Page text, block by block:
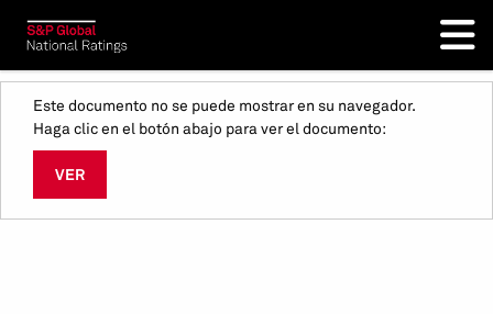
Este documento no se puede mostrar en su navegador.
Haga clic en el botón abajo para ver el documento:
VER